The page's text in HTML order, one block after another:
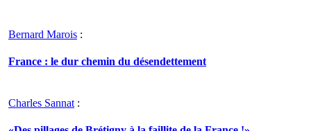
Bernard Marois :
France : le dur chemin du désendettement
Charles Sannat :